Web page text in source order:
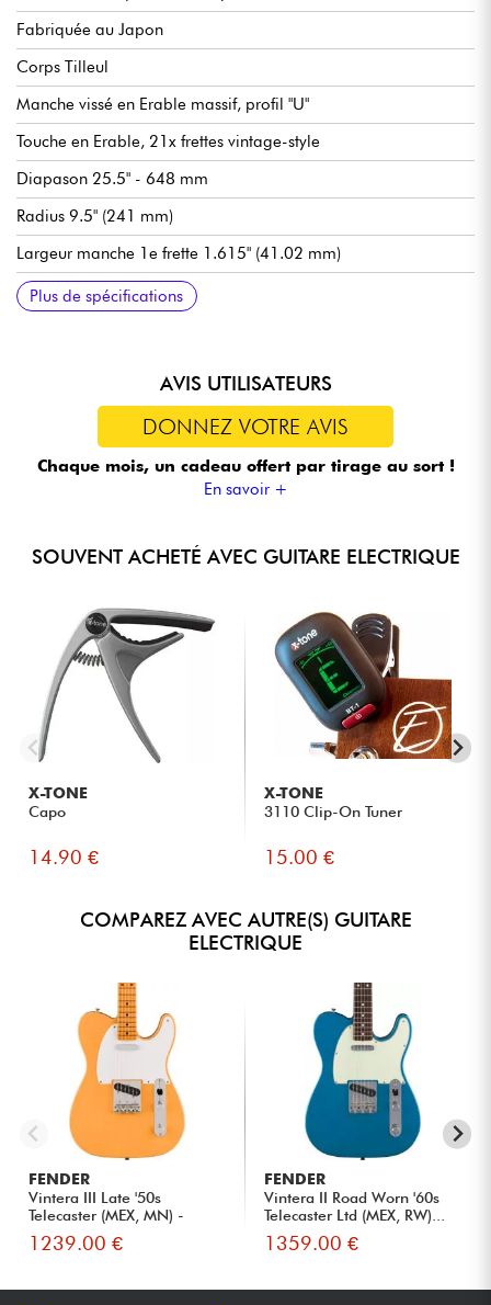
Fabriquée au Japon
Corps Tilleul
Manche vissé en Erable massif, profil "U"
Touche en Erable, 21x frettes vintage-style
Diapason 25.5" - 648 mm
Radius 9.5" (241 mm)
Largeur manche 1e frette 1.615" (41.02 mm)
Micros simple-bobinage Fender Custom Shop Texas Special
Volume général
Tonalité générale
Sélecteur micros 3-positions
Chevalet fixe Fender 3-Saddle Vintage Style Tele® with
Threaded Steel Saddles
Mécaniques Fender vintage-style
Sillet en os
Finition caisse/manche polyester brillant
Housse Fender incluse
Tirants de cordes recommandées (accordage standard) : 9.42,
9.46
Plus de spécifications
AVIS UTILISATEURS
DONNEZ VOTRE AVIS
Chaque mois, un cadeau offert par tirage au sort !
En savoir +
SOUVENT ACHETÉ AVEC GUITARE ELECTRIQUE
X-TONE
Capo
14.90 €
X-TONE
3110 Clip-On Tuner
15.00 €
COMPAREZ AVEC AUTRE(S) GUITARE
ELECTRIQUE
FENDER
Vintera III Late '50s
Telecaster (MEX, MN) -
butte...
1239.00 €
FENDER
Vintera II Road Worn '60s
Telecaster Ltd (MEX, RW)...
1359.00 €